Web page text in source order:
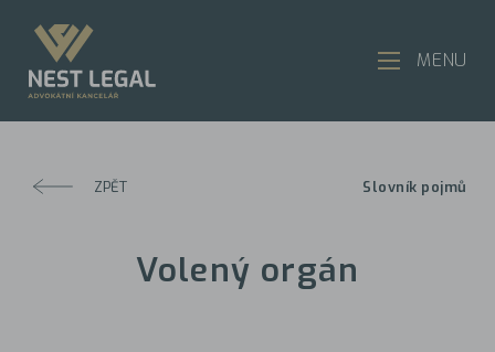
ZPĚT Slovník pojmů
Volený orgán
MENU